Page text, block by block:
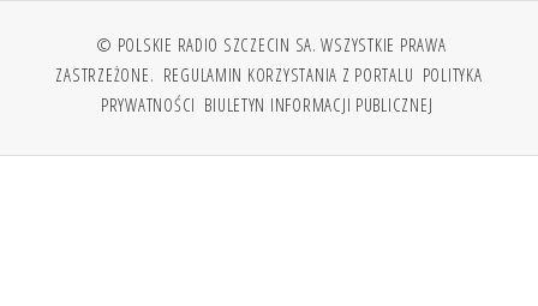
© POLSKIE RADIO SZCZECIN SA. WSZYSTKIE PRAWA
ZASTRZEŻONE. REGULAMIN KORZYSTANIA Z PORTALU POLITYKA
PRYWATNOŚCI BIULETYN INFORMACJI PUBLICZNEJ